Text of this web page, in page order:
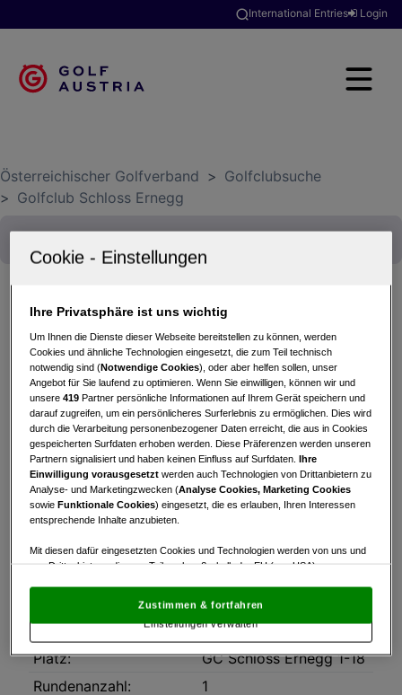
International Entries Login
Österreichischer Golfverband > Golfclubsuche
> Golfclub Schloss Ernegg
Strawberry Tour (3)
22.08.2025 - Einzel-Zählspiel nach Stableford
Golfclub Schloss Ernegg
Turnierinfo
Startzeiten Bruttowertung
Nettowertung Statistik
Turnierinfo
Downloads
Stableford
55
Platz:
GC Schloss Ernegg 1-18
Rundenanzahl:
1
Ihre Privatsphäre ist uns wichtig
Um Ihnen die Dienste dieser Webseite bereitstellen zu können, werden
Cookies und ähnliche Technologien eingesetzt, die zum Teil technisch
notwendig sind (Notwendige Cookies), oder aber helfen sollen, unser
Angebot für Sie laufend zu optimieren. Wenn Sie einwilligen, können wir und
unsere419 Partner persönliche Informationen auf Ihrem Gerät speichern und
darauf zugreifen, um ein persönlicheres Surferlebnis zu ermöglichen. Dies wird
durch die Verarbeitung personenbezogener Daten erreicht, die aus in Cookies
gespeicherten Surfdaten erhoben werden. Diese Präferenzen werden unseren
Partnern signalisiert und haben keinen Einfluss auf Surfdaten.Ihre
Einwilligung vorausgesetzt werden auch Technologien von Drittanbietern zu
Analyse- und Marketingzwecken (Analyse Cookies, Marketing Cookies
sowieFunktionale Cookies) eingesetzt, die es erlauben, Ihren Interessen
entsprechende Inhalte anzubieten.
Mit diesen dafür eingesetzten Cookies und Technologien werden von uns und
von Drittanbietern, die zum Teil auch außerhalb der EU (u.a. USA)
angemessenes Datenschutzniveau bescheinigt.Es besteht insbesondere
das Risiko, dass Ihre Daten dem Zugriff durch US-Behörden zu Kontroll- und
Überwachungszwecken unterliegen und dagegen keine wirksamen
Rechtsbehelfe zur Verfügung stehen.
Mit Klick auf „Zustimmen & fortfahren“ willigen Sie in die Verwendung
Einstellungen verwalten
Zustimmen & fortfahren